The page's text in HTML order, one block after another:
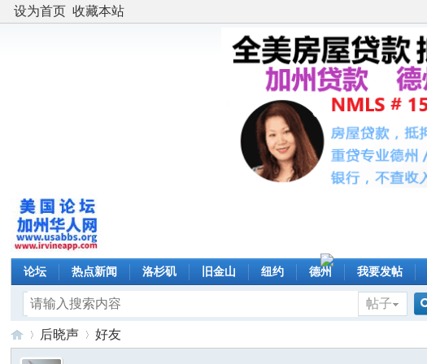
设为首页 收藏本站
论坛 热点新闻 洛杉矶 旧金山 纽约 德州 我要发帖
帖子
后晓声 好友